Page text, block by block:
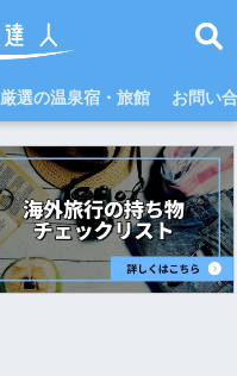
厳選の温泉宿・旅館 お問い